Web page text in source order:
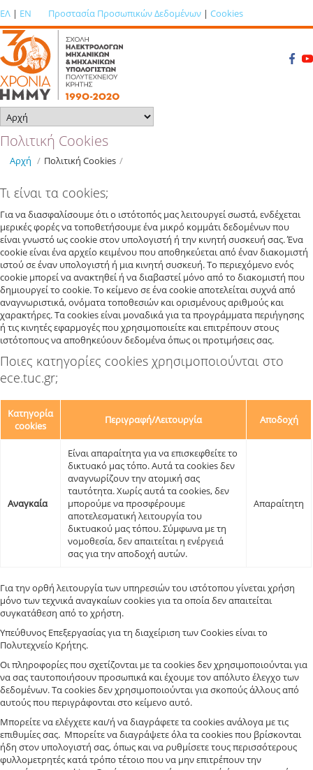
ΕΛ | EN Προστασία Προσωπικών Δεδομένων | Cookies
Πολιτική Cookies
Αρχή / Πολιτική Cookies /
Τι είναι τα cookies;
Για να διασφαλίσουμε ότι ο ιστότοπός μας λειτουργεί σωστά, ενδέχεται
μερικές φορές να τοποθετήσουμε ένα μικρό κομμάτι δεδομένων που
είναι γνωστό ως cookie στον υπολογιστή ή την κινητή συσκευή σας. Ένα
cookie είναι ένα αρχείο κειμένου που αποθηκεύεται από έναν διακομιστή
ιστού σε έναν υπολογιστή ή μια κινητή συσκευή. Το περιεχόμενο ενός
cookie μπορεί να ανακτηθεί ή να διαβαστεί μόνο από το διακομιστή που
δημιουργεί το cookie. Το κείμενο σε ένα cookie αποτελείται συχνά από
αναγνωριστικά, ονόματα τοποθεσιών και ορισμένους αριθμούς και
χαρακτήρες. Τα cookies είναι μοναδικά για τα προγράμματα περιήγησης
ή τις κινητές εφαρμογές που χρησιμοποιείτε και επιτρέπουν στους
ιστότοπους να αποθηκεύουν δεδομένα όπως οι προτιμήσεις σας.
Ποιες κατηγορίες cookies χρησιμοποιούνται στο
ece.tuc.gr;
Κατηγορία
cookies
Περιγραφή/Λειτουργία Αποδοχή
Αναγκαία
Είναι απαραίτητα για να επισκεφθείτε το
δικτυακό μας τόπο. Αυτά τα cookies δεν
αναγνωρίζουν την ατομική σας
ταυτότητα. Χωρίς αυτά τα cookies, δεν
μπορούμε να προσφέρουμε
αποτελεσματική λειτουργία του
δικτυακού μας τόπου. Σύμφωνα με τη
νομοθεσία, δεν απαιτείται η ενέργειά
σας για την αποδοχή αυτών.
Απαραίτητη
Για την ορθή λειτουργία των υπηρεσιών του ιστότοπου γίνεται χρήση
μόνο των τεχνικά αναγκαίων cookies για τα οποία δεν απαιτείται
συγκατάθεση από το χρήστη.
Υπεύθυνος Επεξεργασίας για τη διαχείριση των Cookies είναι το
Πολυτεχνείο Κρήτης.
Οι πληροφορίες που σχετίζονται με τα cookies δεν χρησιμοποιούνται για
να σας ταυτοποιήσουν προσωπικά και έχουμε τον απόλυτο έλεγχο των
δεδομένων. Τα cookies δεν χρησιμοποιούνται για σκοπούς άλλους από
αυτούς που περιγράφονται στο κείμενο αυτό.
Μπορείτε να ελέγχετε και/ή να διαγράφετε τα cookies ανάλογα με τις
επιθυμίες σας. Μπορείτε να διαγράψετε όλα τα cookies που βρίσκονται
ήδη στον υπολογιστή σας, όπως και να ρυθμίσετε τους περισσότερους
φυλλομετρητές κατά τρόπο τέτοιο που να μην επιτρέπουν την